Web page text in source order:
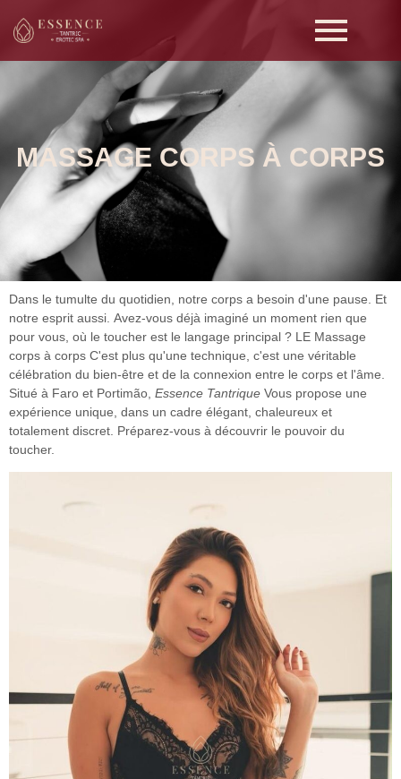
MASSAGE CORPS À CORPS
Dans le tumulte du quotidien, notre corps a besoin d'une pause. Et
notre esprit aussi. Avez-vous déjà imaginé un moment rien que
pour vous, où le toucher est le langage principal ? LE Massage
corps à corps C'est plus qu'une technique, c'est une véritable
célébration du bien-être et de la connexion entre le corps et l'âme.
Situé à Faro et Portimão, Essence Tantrique Vous propose une
expérience unique, dans un cadre élégant, chaleureux et
totalement discret. Préparez-vous à découvrir le pouvoir du
toucher.